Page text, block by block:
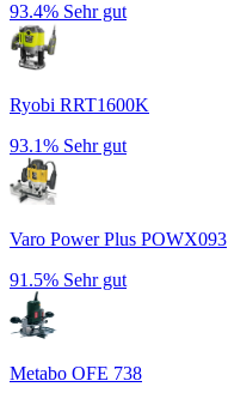
93.4% Sehr gut
Ryobi RRT1600K
93.1% Sehr gut
Varo Power Plus POWX093
91.5% Sehr gut
Metabo OFE 738